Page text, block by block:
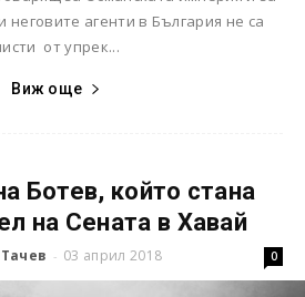
неговите агенти в България не са
от упрек...
Виж още
Ботев, който стана
на Сената в Хавай
- 03 април 2018 0